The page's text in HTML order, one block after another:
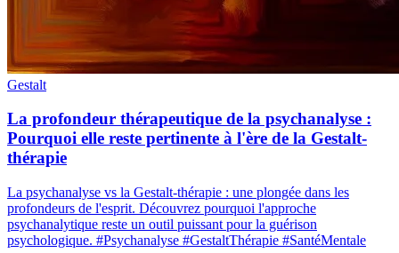
Gestalt
La profondeur thérapeutique de la psychanalyse :
Pourquoi elle reste pertinente à l'ère de la Gestalt-
thérapie
La psychanalyse vs la Gestalt-thérapie : une plongée dans les
profondeurs de l'esprit. Découvrez pourquoi l'approche
psychanalytique reste un outil puissant pour la guérison
psychologique. #Psychanalyse #GestaltThérapie #SantéMentale